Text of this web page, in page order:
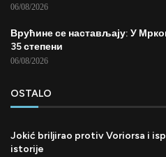
06/08/2026
Врућине се настављају: У
35 степени
06/08/2026
OSTALO
Jokić briljirao protiv Voriorsa i
istorije